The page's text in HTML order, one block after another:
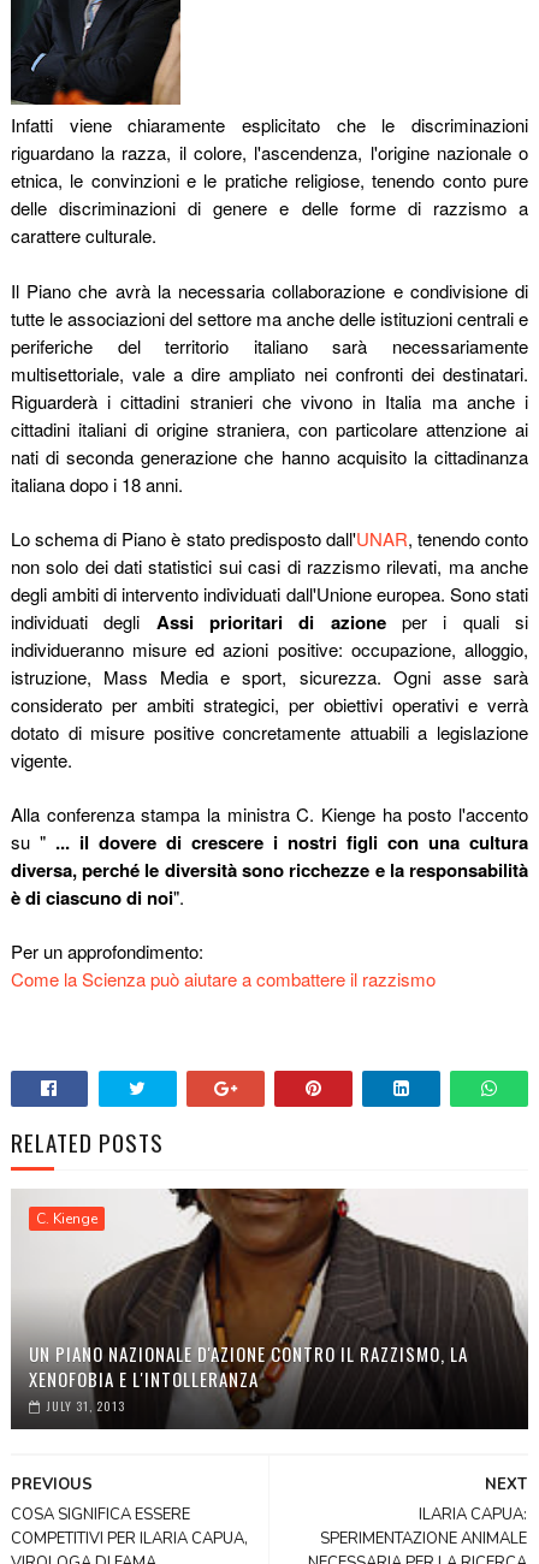
Infatti viene chiaramente esplicitato che le discriminazioni
riguardano la razza, il colore, l'ascendenza, l'origine nazionale o
etnica, le convinzioni e le pratiche religiose, tenendo conto pure
delle discriminazioni di genere e delle forme di razzismo a
carattere culturale.
Il Piano che avrà la necessaria collaborazione e condivisione di
tutte le associazioni del settore ma anche delle istituzioni centrali e
periferiche del territorio italiano sarà necessariamente
multisettoriale, vale a dire ampliato nei confronti dei destinatari.
Riguarderà i cittadini stranieri che vivono in Italia ma anche i
cittadini italiani di origine straniera, con particolare attenzione ai
nati di seconda generazione che hanno acquisito la cittadinanza
italiana dopo i 18 anni.
Lo schema di Piano è stato predisposto dall'UNAR, tenendo conto
non solo dei dati statistici sui casi di razzismo rilevati, ma anche
degli ambiti di intervento individuati dall'Unione europea. Sono stati
individuati degli Assi prioritari di azioneper i quali si
individueranno misure ed azioni positive: occupazione, alloggio,
istruzione, Mass Media e sport, sicurezza. Ogni asse sarà
considerato per ambiti strategici, per obiettivi operativi e verrà
dotato di misure positive concretamente attuabili a legislazione
vigente.
Alla conferenza stampa la ministra C. Kienge ha posto l'accento
su " ... il dovere di crescere i nostri figli con una cultura
diversa, perché le diversità sono ricchezze e la responsabilità
è di ciascuno di noi".
Per un approfondimento:
Come la Scienza può aiutare a combattere il razzismo
RELATED POSTS
C. Kienge
UN PIANO NAZIONALE D'AZIONE CONTRO IL RAZZISMO, LA
XENOFOBIA E L'INTOLLERANZA
JULY 31, 2013
NEXT
ILARIA CAPUA:
SPERIMENTAZIONE ANIMALE
PREVIOUS
COSA SIGNIFICA ESSERE
COMPETITIVI PER ILARIA CAPUA,